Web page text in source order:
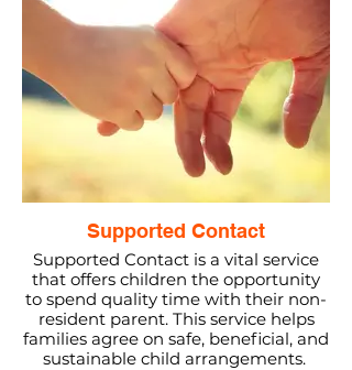
Supported Contact
Supported Contact is a vital service
that offers children the opportunity
to spend quality time with their non-
resident parent. This service helps
families agree on safe, beneficial, and
sustainable child arrangements.